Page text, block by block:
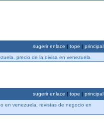
sugerir enlace | tope | principal
precio de la divisa en venezuela
sugerir enlace | tope | principal
en venezuela, revistas de negocio en